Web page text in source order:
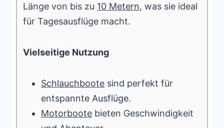
Länge von bis zu 10 Metern, was sie ideal
für Tagesausflüge macht.
Vielseitige Nutzung
Schlauchboote sind perfekt für
entspannte Ausflüge.
Motorboote bieten Geschwindigkeit